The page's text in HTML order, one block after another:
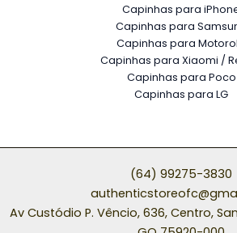
Capinhas para
Capinhas para
Capinhas para
Capinhas para Xiaomi /
Capinhas para Poco
Capinhas para LG
(64) 99275-3830
Av Custódio P. Vêncio, 636, Centro,